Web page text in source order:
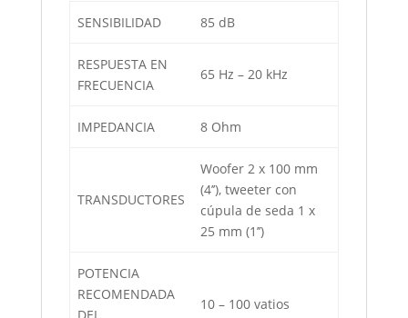
SENSIBILIDAD 85 dB
RESPUESTA EN
FRECUENCIA
65 Hz – 20 kHz
IMPEDANCIA 8 Ohm
TRANSDUCTORES
Woofer 2 x 100 mm
(4’’), tweeter con
cúpula de seda 1 x
25 mm (1’’)
POTENCIA
RECOMENDADA
10 – 100 vatios